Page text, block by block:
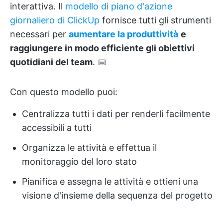
interattiva. Il modello di piano d'azione
giornaliero di ClickUp fornisce tutti gli strumenti
necessari per aumentare la produttività e
raggiungere in modo efficiente gli obiettivi
quotidiani del team. 📅
Con questo modello puoi:
Centralizza tutti i dati per renderli facilmente
accessibili a tutti
Organizza le attività e effettua il
monitoraggio del loro stato
Pianifica e assegna le attività e ottieni una
visione d'insieme della sequenza del progetto